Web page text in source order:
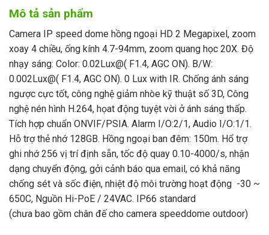
Mô tả sản phẩm
Camera IP speed dome hồng ngoại HD 2 Megapixel, zoom
xoay 4 chiều, ống kính 4.7-94mm, zoom quang học 20X. Độ
nhạy sáng: Color: 0.02Lux@( F1.4, AGC ON). B/W:
0.002Lux@( F1.4, AGC ON). 0 Lux with IR. Chống ánh sáng
ngược cực tốt, công nghệ giảm nhòe kỹ thuật số 3D, Công
nghệ nén hình H.264, họat động tuyệt vời ở ánh sáng thấp.
Tích hợp chuẩn ONVIF/PSIA. Alarm I/O:2/1, Audio I/O:1/1.
Hỗ trợ thẻ nhớ 128GB. Hồng ngoại ban đêm: 150m. Hổ trợ
ghi nhớ 256 vị trí định sẵn, tốc độ quay 0.10-4000/s, nhận
dạng chuyển động, gởi cảnh báo qua email, có khả năng
chống sét và sốc điện, nhiệt độ môi trường hoạt động -30 ~
650C, Nguồn Hi-PoE / 24VAC. IP66 standard
(chưa bao gồm chân đế cho camera speeddome outdoor)